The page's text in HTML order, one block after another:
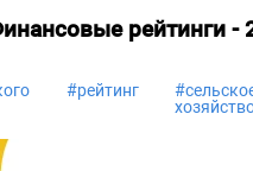
рейтинги -
#рейтинг #